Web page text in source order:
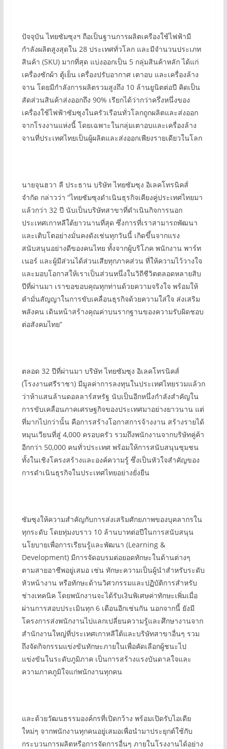
ปัจจุบัน ไทยซัมซุงฯ ถือเป็นฐานการผลิตเครืองใช้ไฟฟ้ามี
กำลังผลิตสูงสุดใน 28 ประเทศทั่วโลก และมีจำนวนประเภท
สินค้า (SKU) มากที่สุด แบ่งออกเป็น 5 กลุ่มสินค้าหลัก ได้แก่
เครื่องซักผ้า ตู้เย็น เครื่องปรับอากาศ เตาอบ และเครื่องล้าง
จาน โดยมีกำลังการผลิตรวมสูงถึง 10 ล้านยูนิตต่อปี คิดเป็น
สัดส่วนสินค้าส่งออกถึง 90% เรียกได้ว่ากว่าครึ่งหนึ่งของ
เครื่องใช้ไฟฟ้าซัมซุงในครัวเรือนทั่วโลกถูกผลิตและส่งออก
จากโรงงานแห่งนี้ โดยเฉพาะในกลุ่มเตาอบและเครื่องล้าง
จานที่ประเทศไทยเป็นผู้ผลิตและส่งออกเพียงรายเดียวในโลก
นายจุนฮวา ลี ประธาน บริษัท ไทยซัมซุง อิเลคโทรนิคส์
จำกัด กล่าวว่า “ไทยซัมซุงดำเนินธุรกิจเคียงคู่ประเทศไทยมา
แล้วกว่า 32 ปี นับเป็นบริษัทสาขาที่ดำเนินกิจการนอก
ประเทศเกาหลีใต้ยาวนานที่สุด ซึ่งการที่เราสามารถพัฒนา
และเติบโตอย่างมั่นคงดังเช่นทุกวันนี้ เกิดขึ้นจากแรง
สนับสนุนอย่างดีของคนไทย ทั้งจากผู้บริโภค พนักงาน พาร์ท
เนอร์ และผู้มีส่วนได้ส่วนเสียทุกภาคส่วน ที่ให้ความไว้วางใจ
และมอบโอกาสให้เราเป็นส่วนหนึ่งในวิถีชีวิตตลอดหลายสิบ
ปีที่ผ่านมา เราขอขอบคุณทุกท่านด้วยความจริงใจ พร้อมให้
คำมั่นสัญญาในการขับเคลื่อนธุรกิจด้วยความใส่ใจ ส่งเสริม
พลังคน เดินหน้าสร้างคุณค่าบนรากฐานของความรับผิดชอบ
ต่อสังคมไทย”
ตลอด 32 ปีที่ผ่านมา บริษัท ไทยซัมซุง อิเลคโทรนิคส์
(โรงงานศรีราชา) มีมูลค่าการลงทุนในประเทศไทยรวมแล้วก
ว่าห้าแสนล้านดอลลาร์สหรัฐ นับเป็นอีกหนึ่งกำลังสำคัญใน
การขับเคลื่อนภาคเศรษฐกิจของประเทศมาอย่างยาวนาน แต่
ที่มากไปกว่านั้น คือการสร้างโอกาสการจ้างงาน สร้างรายได้
หมุนเวียนที่สู่ 4,000 ครอบครัว รวมถึงพนักงานจากบริษัทคู่ค้า
อีกกว่า 50,000 คนทั่วประเทศ พร้อมให้การสนับสนุนชุมชน
ทั้งในเชิงโครงสร้างและองค์ความรู้ ซึ่งเป็นหัวใจสำคัญของ
การดำเนินธุรกิจในประเทศไทยอย่างยั่งยืน
ซัมซุงให้ความสำคัญกับการส่งเสริมศักยภาพของบุคลากรใน
ทุกระดับ โดยทุ่มงบราว 10 ล้านบาทต่อปีในการสนับสนุน
นโยบายเพื่อการเรียนรู้และพัฒนา (Learning &
Development) มีการจัดอบรมต่อยอดทักษะในด้านต่างๆ
ตามสายอาชีพอยู่เสมอ เช่น ทักษะความเป็นผู้นำสำหรับระดับ
หัวหน้างาน หรือทักษะด้านวิศวกรรมและปฏิบัติการสำหรับ
ช่างเทคนิค โดยพนักงานจะได้รับเงินพิเศษค่าทักษะเพิ่มเมื่อ
ผ่านการสอบประเมินทุก 6 เดือนอีกเช่นกัน นอกจากนี้ ยังมี
โครงการส่งพนักงานไปแลกเปลี่ยนความรู้และศึกษางานจาก
สำนักงานใหญ่ที่ประเทศเกาหลีใต้และบริษัทสาขาอื่นๆ รวม
ถึงจัดกิจกรรมแข่งขันทักษะภายในเพื่อคัดเลือกผู้ชนะไป
แข่งขันในระดับภูมิภาค เป็นการสร้างแรงบันดาลใจและ
ความภาคภูมิใจแก่พนักงานทุกคน
และด้วยวัฒนธรรมองค์กรที่เปิดกว้าง พร้อมเปิดรับไอเดีย
ใหม่ๆ จากพนักงานทุกคนอยู่เสมอเพื่อนำมาประยุกต์ใช้กับ
กระบวนการผลิตหรือการจัดการอื่นๆ ภายในโรงงานได้อย่าง